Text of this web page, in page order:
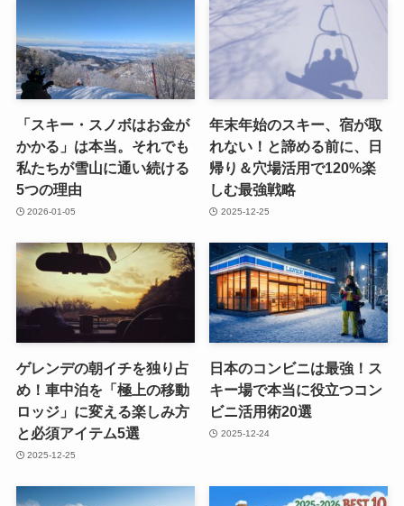
「スキー・スノボはお金が
かかる」は本当。それでも
私たちが雪山に通い続ける
5つの理由
2026-01-05
年末年始のスキー、宿が取
れない！と諦める前に、日
帰り＆穴場活用で120%楽
しむ最強戦略
2025-12-25
ゲレンデの朝イチを独り占
め！車中泊を「極上の移動
ロッジ」に変える楽しみ方
と必須アイテム5選
2025-12-25
日本のコンビニは最強！ス
キー場で本当に役立つコン
ビニ活用術20選
2025-12-24